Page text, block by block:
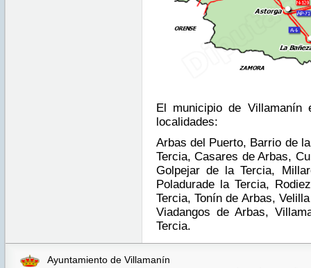
El municipio de Villamanín
localidades:
Arbas del Puerto, Barrio de
Tercia, Casares de Arbas,
Golpejar de la Tercia,
Poladurade la Tercia,
Tercia, Tonín de Arbas,
Viadangos de Arbas,
Tercia.
Ayuntamiento de Villamanín